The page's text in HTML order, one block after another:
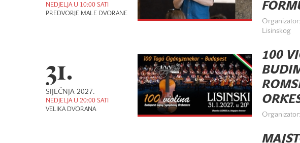
NEDJELJA U 10:00 SATI
PREDVORJE MALE DVORANE
Lisinskog
31.
SIJEČNJA 2027.
NEDJELJA U 20:00 SATI
VELIKA DVORANA
100